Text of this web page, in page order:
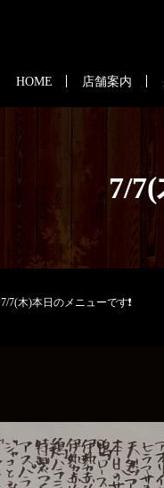
HOME 店舗案内
7/
7/7(木)本日のメニューです❗